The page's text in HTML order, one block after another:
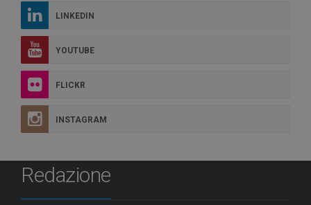
LINKEDIN
YOUTUBE
FLICKR
INSTAGRAM
Redazione